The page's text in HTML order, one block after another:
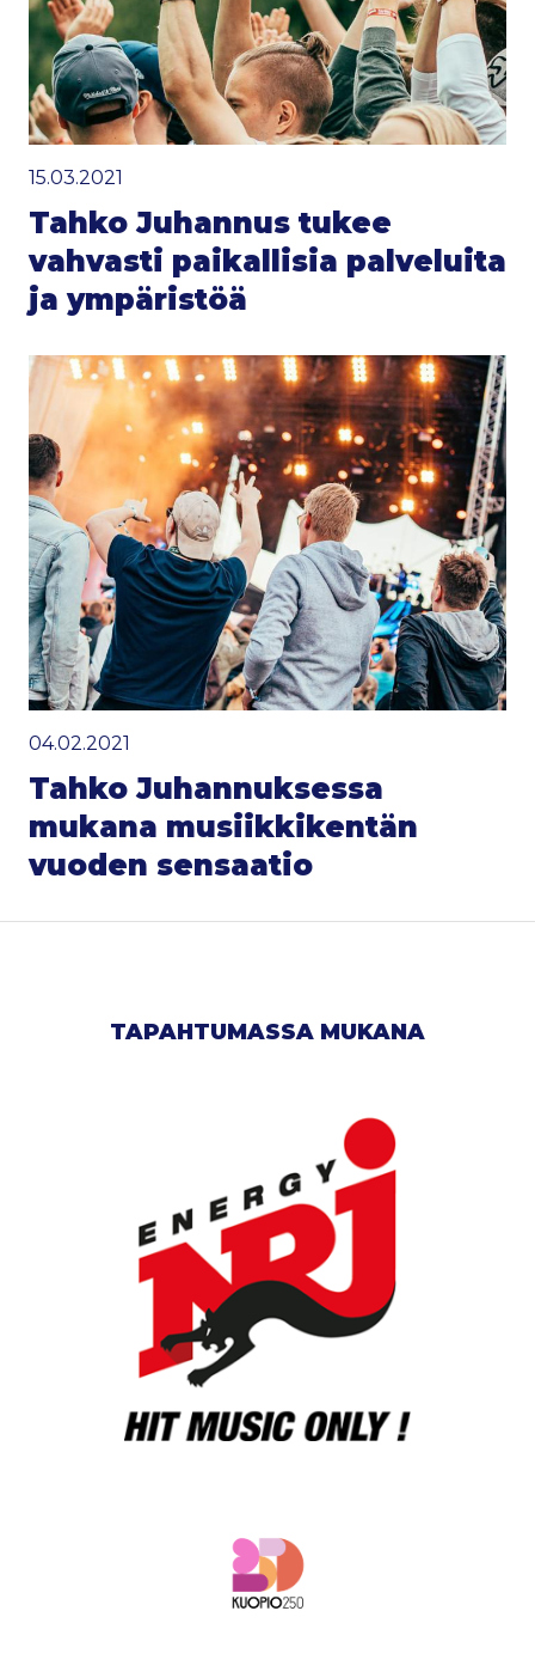
15.03.2021
Tahko Juhannus tukee
vahvasti paikallisia palveluita
ja ympäristöä
04.02.2021
Tahko Juhannuksessa
mukana musiikkikentän
vuoden sensaatio
TAPAHTUMASSA MUKANA